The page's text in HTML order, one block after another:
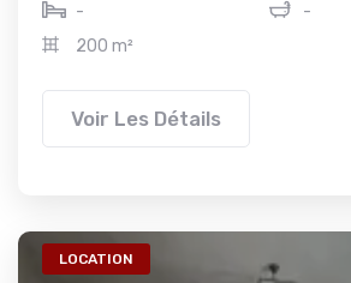
-
-
200 m²
Voir Les Détails
LOCATION